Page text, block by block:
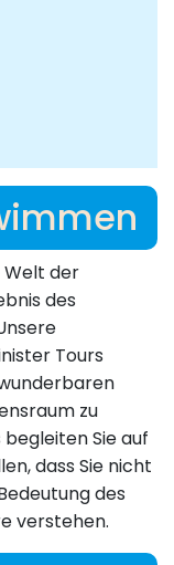
Welt der
des
Tours
zu
Sie auf
dass Sie nicht
des
verstehen.